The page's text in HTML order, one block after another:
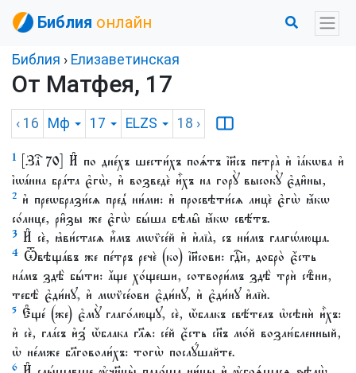
Библия онлайн
Библия › Елизаветинская
От Матфея, 17
‹ 16 Мф 17 ELZS 18 ›
1
[Заⷱ҇ 70] И҆ по дне́хъ шести́хъ поѧ́тъ і҆и҃съ петра̀ и҆ і҆а́кѡва и҆
і҆ѡа́нна бра́та є҆гѡ̀, и҆ возведѐ и҆̀хъ на горꙋ̀ высокꙋ̀ є҆ди̑ны,
2 и҆ преѡбрази́сѧ пред̾ ни́ми: и҆ просвѣти́сѧ лицѐ є҆гѡ̀ ꙗ҆́кѡ
со́лнце, ри̑зы же є҆гѡ̀ бы́ша бѣлы̑ ꙗ҆́кѡ свѣ́тъ.
3 И҆ сѐ, ꙗ҆ви́стасѧ и҆̀мъ мѡѷсе́й и҆ и҆лїа̀, съ ни́мъ глагѡ́люща.
4 Ѿвѣща́въ же пе́тръ речѐ (ко) і҆и҃сови: гдⷭ҇и, добро̀ є҆́сть
на́мъ здѣ̀ бы́ти: а҆́ще хо́щеши, сотвори́мъ здѣ̀ трѝ сѣ̑ни,
тебѣ̀ є҆ди́нꙋ, и҆ мѡѷсе́ови є҆ди́нꙋ, и҆ є҆ди́нꙋ и҆лїѝ.
5 Є҆ще́ (же) є҆мꙋ̀ глаго́лющꙋ, сѐ, ѡ҆́блакъ свѣ́телъ ѡ҆сѣнѝ и҆̀хъ:
и҆ сѐ, гла́съ и҆з̾ ѡ҆́блака гл҃ѧ: се́й є҆́сть сн҃ъ мо́й возлю́бленный,
ѡ҆ не́мже бл҃говоли́хъ: тогѡ̀ послꙋ́шайте.
6